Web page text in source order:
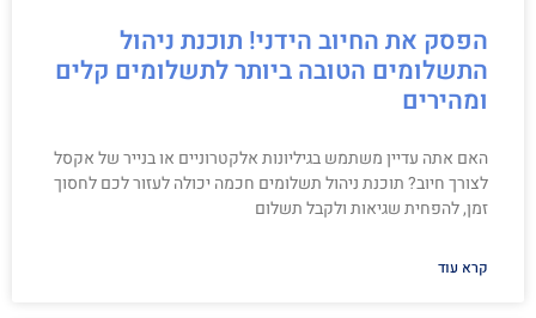
הפסק את החיוב הידני! תוכנת ניהול
התשלומים הטובה ביותר לתשלומים קלים
ומהירים
האם אתה עדיין משתמש בגיליונות אלקטרוניים או בנייר של אקסל
לצורך חיוב? תוכנת ניהול תשלומים חכמה יכולה לעזור לכם לחסוך
זמן, להפחית שגיאות ולקבל תשלום
קרא עוד